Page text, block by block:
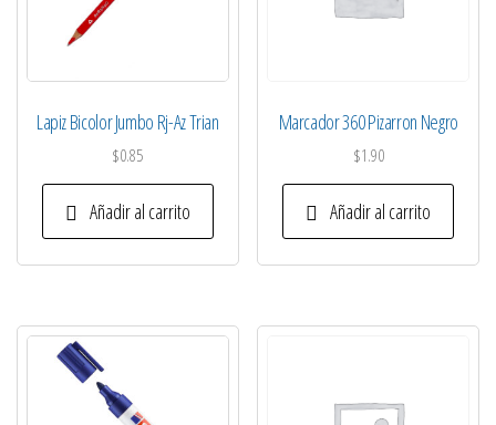
Lapiz Bicolor Jumbo Rj-Az Trian
$0.85
Añadir al carrito
Marcador 360 Pizarron Negro
$1.90
Añadir al carrito